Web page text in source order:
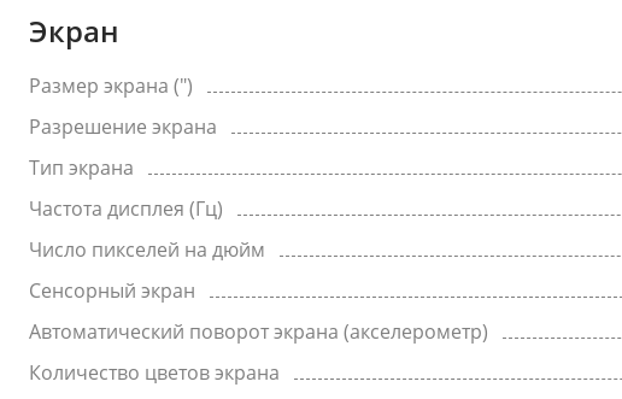
Экран
Размер экрана (")
Разрешение экрана
Тип экрана
Частота дисплея (Гц)
Число пикселей на дюйм
Сенсорный экран
Автоматический поворот экрана (акселерометр)
Количество цветов экрана